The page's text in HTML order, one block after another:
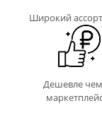
Широкий
Дешевле